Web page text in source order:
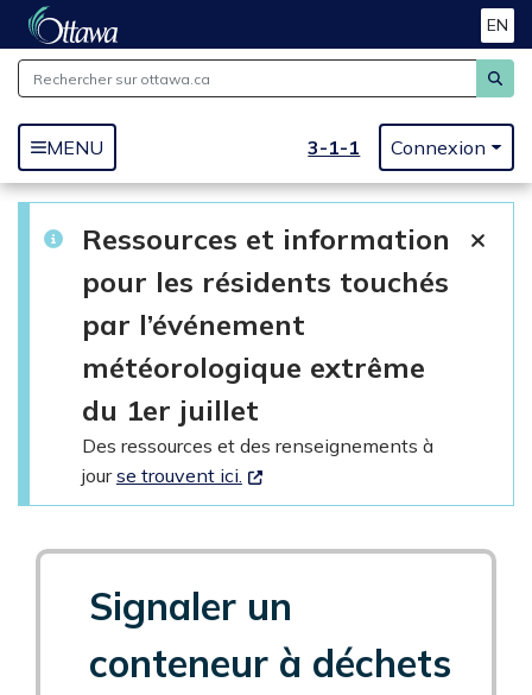
Passer au contenu principal
EN
MENU 3-1-1 Connexion
Ressources et information
pour les résidents touchés
par l’événement
météorologique extrême
du 1er juillet
Des ressources et des renseignements à
jourse trouvent ici.
Signaler un
conteneur à déchets